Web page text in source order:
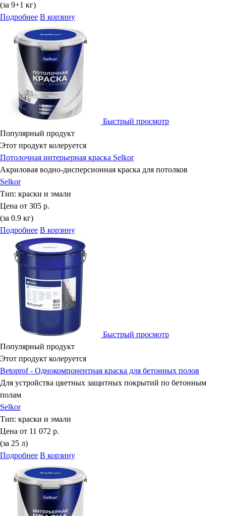
(за 9+1 кг)
Подробнее В корзину
Быстрый просмотр
Популярный продукт
Этот продукт колеруется
Потолочная интерьерная краска Selkor
Акриловая водно-дисперсионная краска для потолков
Selkor
Тип: краски и эмали
Цена от 305 р.
(за 0.9 кг)
Подробнее В корзину
Быстрый просмотр
Популярный продукт
Этот продукт колеруется
Betoprof - Однокомпонентная краска для бетонных полов
Для устройства цветных защитных покрытий по бетонным
полам
Selkor
Тип: краски и эмали
Цена от 11 072 р.
(за 25 л)
Подробнее В корзину